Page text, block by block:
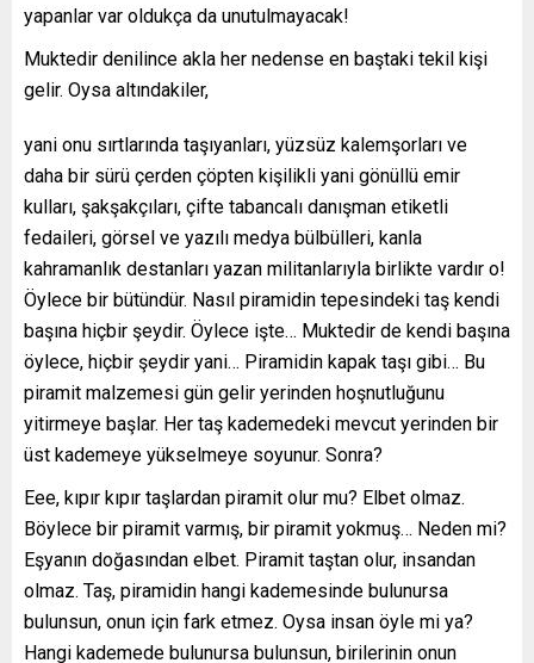
yapanlar var oldukça da unutulmayacak!
Muktedir denilince akla her nedense en baştaki tekil kişi
gelir. Oysa altındakiler,
yani onu sırtlarında taşıyanları, yüzsüz kalemşorları ve
daha bir sürü çerden çöpten kişilikli yani gönüllü emir
kulları, şakşakçıları, çifte tabancalı danışman etiketli
fedaileri, görsel ve yazılı medya bülbülleri, kanla
kahramanlık destanları yazan militanlarıyla birlikte vardır o!
Öylece bir bütündür. Nasıl piramidin tepesindeki taş kendi
başına hiçbir şeydir. Öylece işte… Muktedir de kendi başına
öylece, hiçbir şeydir yani… Piramidin kapak taşı gibi… Bu
piramit malzemesi gün gelir yerinden hoşnutluğunu
yitirmeye başlar. Her taş kademedeki mevcut yerinden bir
üst kademeye yükselmeye soyunur. Sonra?
Eee, kıpır kıpır taşlardan piramit olur mu? Elbet olmaz.
Böylece bir piramit varmış, bir piramit yokmuş… Neden mi?
Eşyanın doğasından elbet. Piramit taştan olur, insandan
olmaz. Taş, piramidin hangi kademesinde bulunursa
bulunsun, onun için fark etmez. Oysa insan öyle mi ya?
Hangi kademede bulunursa bulunsun, birilerinin onun